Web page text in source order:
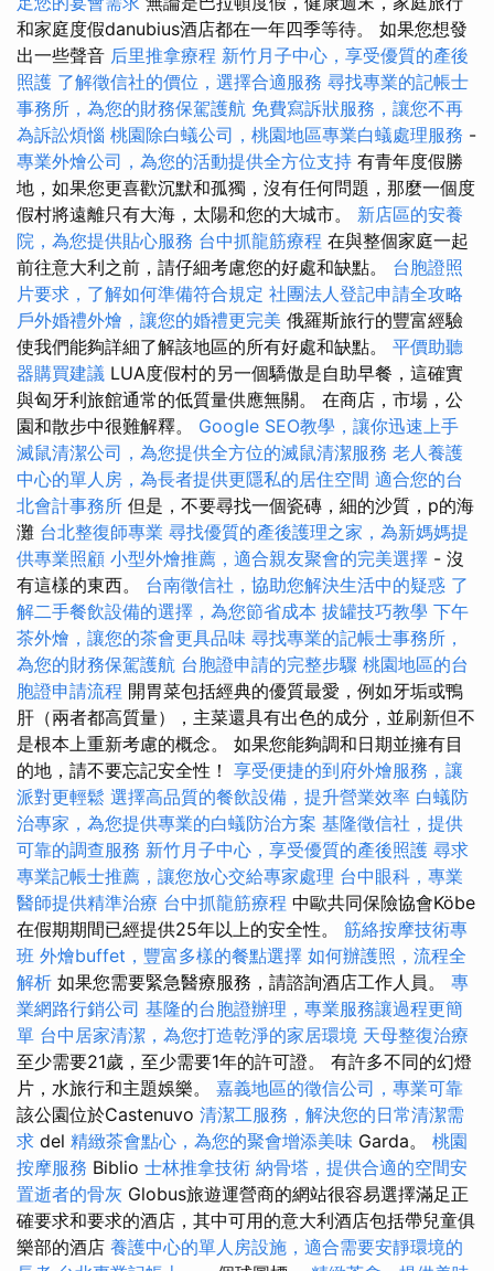
和家庭度假danubius酒店都在一年四季等待。 如果您想發
出一些聲音 后里推拿療程 新竹月子中心，享受優質的產後
照護 了解徵信社的價位，選擇合適服務 尋找專業的記帳士
事務所，為您的財務保駕護航 免費寫訴狀服務，讓您不再
為訴訟煩惱 桃園除白蟻公司，桃園地區專業白蟻處理服務 -
專業外燴公司，為您的活動提供全方位支持 有青年度假勝
地，如果您更喜歡沉默和孤獨，沒有任何問題，那麼一個度
假村將遠離只有大海，太陽和您的大城市。 新店區的安養
院，為您提供貼心服務 台中抓龍筋療程 在與整個家庭一起
前往意大利之前，請仔細考慮您的好處和缺點。 台胞證照
片要求，了解如何準備符合規定 社團法人登記申請全攻略
戶外婚禮外燴，讓您的婚禮更完美 俄羅斯旅行的豐富經驗
使我們能夠詳細了解該地區的所有好處和缺點。 平價助聽
器購買建議 LUA度假村的另一個驕傲是自助早餐，這確實
與匈牙利旅館通常的低質量供應無關。 在商店，市場，公
園和散步中很難解釋。 Google SEO教學，讓你迅速上手
滅鼠清潔公司，為您提供全方位的滅鼠清潔服務 老人養護
中心的單人房，為長者提供更隱私的居住空間 適合您的台
北會計事務所 但是，不要尋找一個瓷磚，細的沙質，p的海
灘 台北整復師專業 尋找優質的產後護理之家，為新媽媽提
供專業照顧 小型外燴推薦，適合親友聚會的完美選擇 - 沒
有這樣的東西。 台南徵信社，協助您解決生活中的疑惑 了
解二手餐飲設備的選擇，為您節省成本 拔罐技巧教學 下午
茶外燴，讓您的茶會更具品味 尋找專業的記帳士事務所，
為您的財務保駕護航 台胞證申請的完整步驟 桃園地區的台
胞證申請流程 開胃菜包括經典的優質最愛，例如牙垢或鴨
肝（兩者都高質量），主菜還具有出色的成分，並刷新但不
是根本上重新考慮的概念。 如果您能夠調和日期並擁有目
的地，請不要忘記安全性！ 享受便捷的到府外燴服務，讓
派對更輕鬆 選擇高品質的餐飲設備，提升營業效率 白蟻防
治專家，為您提供專業的白蟻防治方案 基隆徵信社，提供
可靠的調查服務 新竹月子中心，享受優質的產後照護 尋求
專業記帳士推薦，讓您放心交給專家處理 台中眼科，專業
醫師提供精準治療 台中抓龍筋療程 中歐共同保險協會Köbe
在假期期間已經提供25年以上的安全性。 筋絡按摩技術專
班 外燴buffet，豐富多樣的餐點選擇 如何辦護照，流程全
解析 如果您需要緊急醫療服務，請諮詢酒店工作人員。 專
業網路行銷公司 基隆的台胞證辦理，專業服務讓過程更簡
單 台中居家清潔，為您打造乾淨的家居環境 天母整復治療
至少需要21歲，至少需要1年的許可證。 有許多不同的幻燈
片，水旅行和主題娛樂。 嘉義地區的徵信公司，專業可靠
該公園位於Castenuvo 清潔工服務，解決您的日常清潔需
求 del 精緻茶會點心，為您的聚會增添美味 Garda。 桃園
按摩服務 Biblio 士林推拿技術 納骨塔，提供合適的空間安
置逝者的骨灰 Globus旅遊運營商的網站很容易選擇滿足正
確要求和要求的酒店，其中可用的意大利酒店包括帶兒童俱
樂部的酒店 養護中心的單人房設施，適合需要安靜環境的